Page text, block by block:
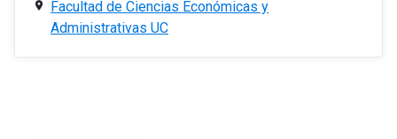
Facultad de Ciencias Económicas y
Administrativas UC